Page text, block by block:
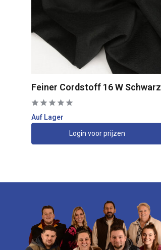
Feiner Cordstoff 16 W Schwarz
Auf Lager
Login voor prijzen